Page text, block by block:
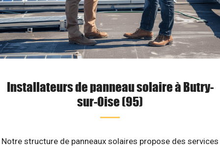
Installateurs de panneau solaire à Butry-
sur-Oise (95)
Notre structure de panneaux solaires propose des services